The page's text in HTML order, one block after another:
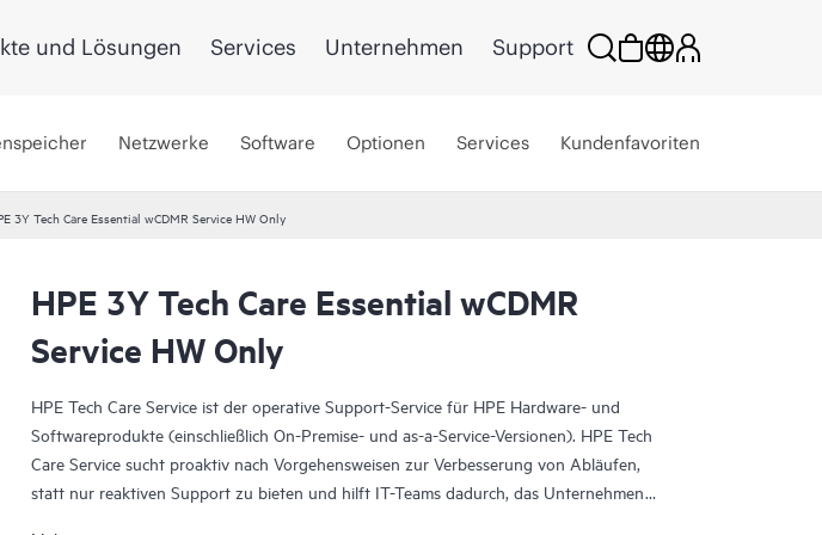
und Lösungen Services Unternehmen Support
Netzwerke Software Optionen Services Kundenfavoriten
3Y Tech Care Essential wCDMR Service HW Only
HPE 3Y Tech Care Essential wCDMR
Service HW Only
HPE Tech Care Service ist der operative Support-Service für HPE Hardware- und
Softwareprodukte (einschließlich On-Premise- und as-a-Service-Versionen). HPE Tech
Care Service sucht proaktiv nach Vorgehensweisen zur Verbesserung von Abläufen,
statt nur reaktiven Support zu bieten und hilft IT-Teams dadurch, das Unternehmen